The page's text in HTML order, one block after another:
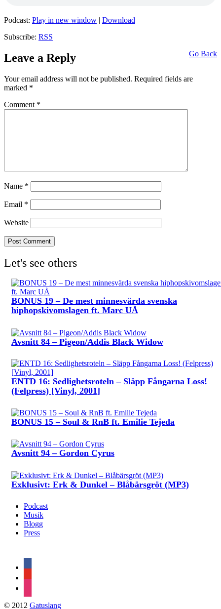
Podcast: Play in new window | Download
Subscribe: RSS
Go Back
Leave a Reply
Your email address will not be published. Required fields are
marked *
Comment *
Name *
Email *
Website
Let's see others
BONUS 19 – De mest minnesvärda svenska
hiphopskivomslagen ft. Marc UÅ
Avsnitt 84 – Pigeon/Addis Black Widow
ENTD 16: Sedlighetsroteln – Släpp Fångarna Loss!
(Felpress) [Vinyl, 2001]
BONUS 15 – Soul & RnB ft. Emilie Tejeda
Avsnitt 94 – Gordon Cyrus
Exklusivt: Erk & Dunkel – Blåbärsgröt (MP3)
Podcast
Musik
Blogg
Press
© 2012 Gatuslang